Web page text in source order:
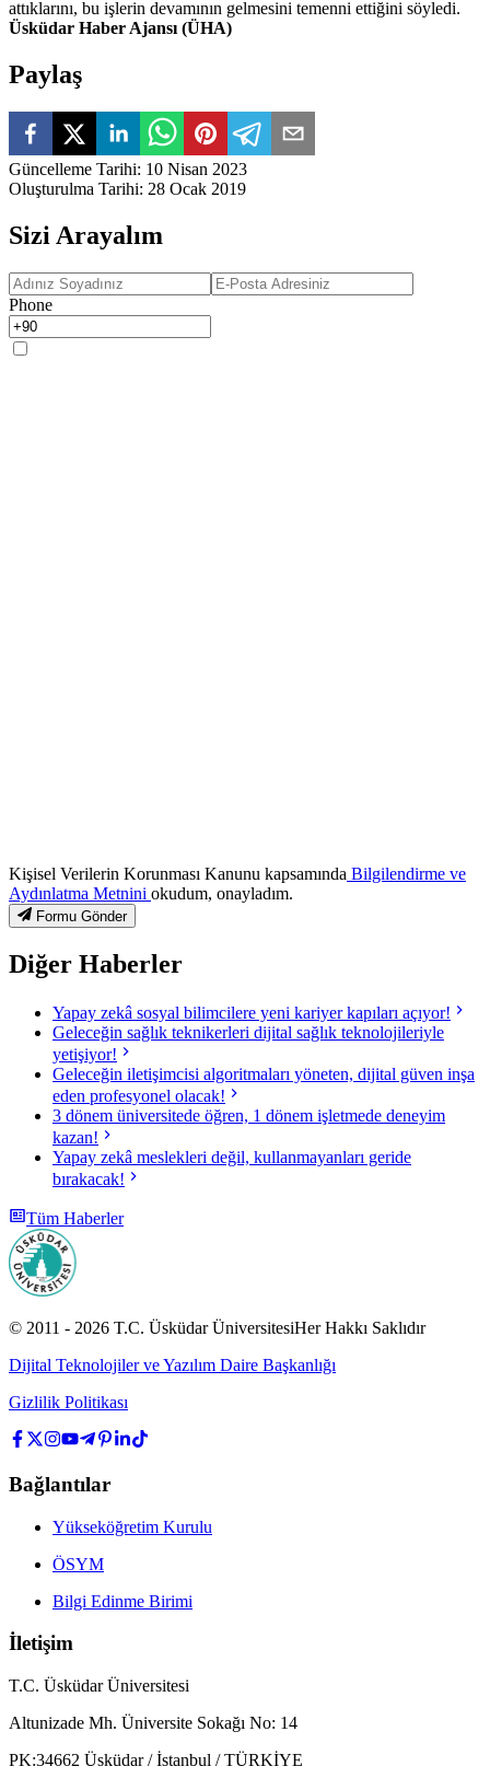
attıklarını, bu işlerin devamının gelmesini temenni ettiğini söyledi.
Üsküdar Haber Ajansı (ÜHA)
Paylaş
Güncelleme Tarihi: 10 Nisan 2023
Oluşturulma Tarihi: 28 Ocak 2019
Sizi Arayalım
Phone
Kişisel Verilerin Korunması Kanunu kapsamında Bilgilendirme ve
Aydınlatma Metnini okudum, onayladım.
Formu Gönder
Diğer Haberler
Yapay zekâ sosyal bilimcilere yeni kariyer kapıları açıyor!
Geleceğin sağlık teknikerleri dijital sağlık teknolojileriyle
yetişiyor!
Geleceğin iletişimcisi algoritmaları yöneten, dijital güven inşa
eden profesyonel olacak!
3 dönem üniversitede öğren, 1 dönem işletmede deneyim
kazan!
Yapay zekâ meslekleri değil, kullanmayanları geride
bırakacak!
Tüm Haberler
© 2011 - 2026 T.C. Üsküdar ÜniversitesiHer Hakkı Saklıdır
Dijital Teknolojiler ve Yazılım Daire Başkanlığı
Gizlilik Politikası
Bağlantılar
Yükseköğretim Kurulu
ÖSYM
Bilgi Edinme Birimi
İletişim
T.C. Üsküdar Üniversitesi
Altunizade Mh. Üniversite Sokağı No: 14
PK:34662 Üsküdar / İstanbul / TÜRKİYE